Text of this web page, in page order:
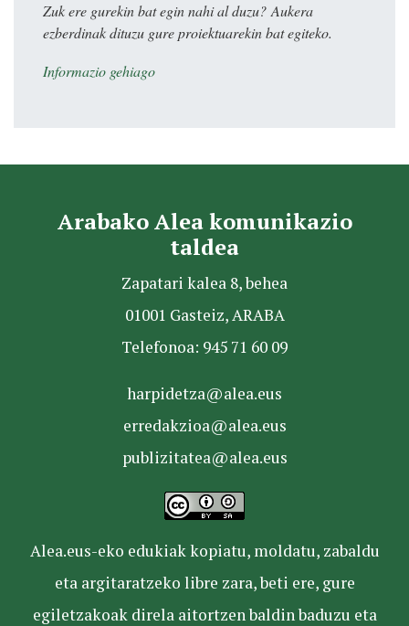
Zuk ere gurekin bat egin nahi al duzu? Aukera
ezberdinak dituzu gure proiektuarekin bat egiteko.
Informazio gehiago
Arabako Alea komunikazio
taldea
Zapatari kalea 8, behea
01001 Gasteiz, ARABA
Telefonoa: 945 71 60 09
harpidetza@alea.eus
erredakzioa@alea.eus
publizitatea@alea.eus
Alea.eus-eko edukiak kopiatu, moldatu, zabaldu
eta argitaratzeko libre zara, beti ere, gure
egiletzakoak direla aitortzen baldin baduzu eta